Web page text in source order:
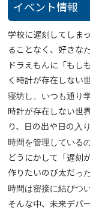
イベント情報
学校に遅刻してしま
ることなく、好きな
ドラえもんに「もし
く時計が存在しない
寝坊し、いつも通り
時計が存在しない世
り、⽇の出や⽇の⼊
時間を管理している
どうにかして「遅刻
作りたいのび太だっ
時間は密接に結びつ
そんな中、未来デパ